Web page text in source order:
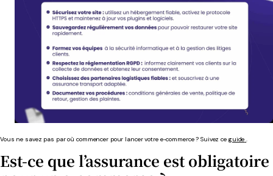
Vous ne savez pas par où commencer pour lancer votre e-commerce ? Suivez ce guide .
Est-ce que l’assurance est obligatoire